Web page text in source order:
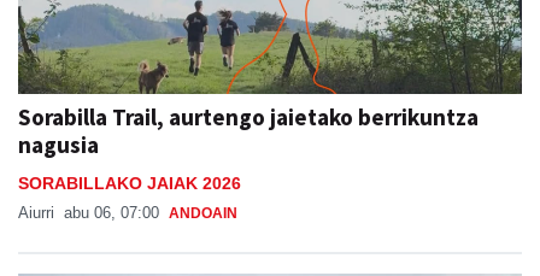
Sorabilla Trail, aurtengo jaietako berrikuntza
nagusia
SORABILLAKO JAIAK 2026
Aiurri abu 06, 07:00 ANDOAIN